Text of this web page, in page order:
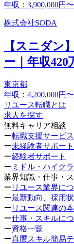
年収：3,900,000円
株式会社SODA
【スニダン
ー｜年収420
東京都
年収：4,200,000円
リユース転職とは
求人を探す
無料キャリア相談
ー転職支援サービス
ー未経験者サポート
ー経験者サポート
ー ミドル・ハイク
業界知識・仕事・
ー リユース業界に
ー最新動向、採用
ー リユース関連の本
ー仕事・スキルに
ー資格一覧
ー真贋スキル簡易テ